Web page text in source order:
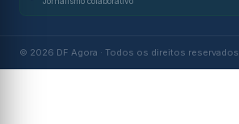
© 2026 DF Agora · Todos os direitos reservados